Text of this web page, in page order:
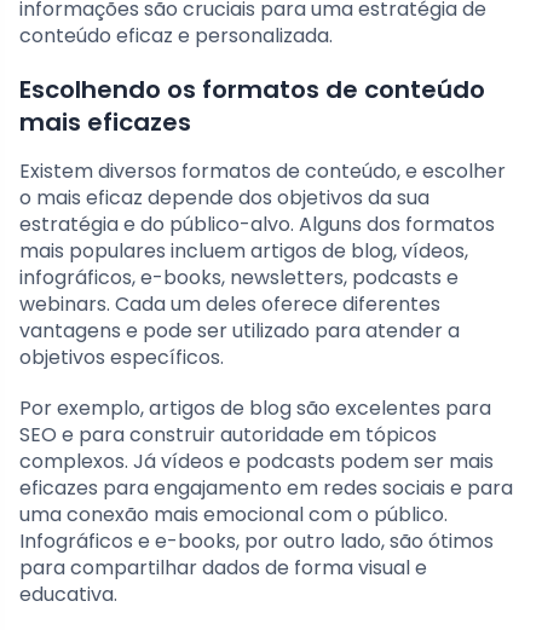
informações são cruciais para uma estratégia de
conteúdo eficaz e personalizada.
Escolhendo os formatos de conteúdo
mais eficazes
Existem diversos formatos de conteúdo, e escolher
o mais eficaz depende dos objetivos da sua
estratégia e do público-alvo. Alguns dos formatos
mais populares incluem artigos de blog, vídeos,
infográficos, e-books, newsletters, podcasts e
webinars. Cada um deles oferece diferentes
vantagens e pode ser utilizado para atender a
objetivos específicos.
Por exemplo, artigos de blog são excelentes para
SEO e para construir autoridade em tópicos
complexos. Já vídeos e podcasts podem ser mais
eficazes para engajamento em redes sociais e para
uma conexão mais emocional com o público.
Infográficos e e-books, por outro lado, são ótimos
para compartilhar dados de forma visual e
educativa.